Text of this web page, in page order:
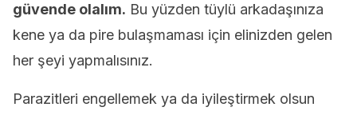
güvende olalım. Bu yüzden tüylü arkadaşınıza
kene ya da pire bulaşmaması için elinizden gelen
her şeyi yapmalısınız.
Parazitleri engellemek ya da iyileştirmek olsun